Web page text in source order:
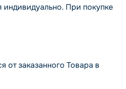
При покупке
от заказанного Товара в